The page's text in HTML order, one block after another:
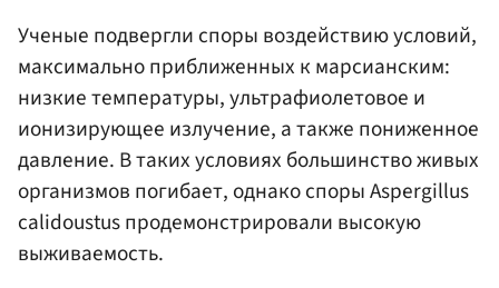
Ученые подвергли споры воздействию условий,
максимально приближенных к марсианским:
низкие температуры, ультрафиолетовое и
ионизирующее излучение, а также пониженное
давление. В таких условиях большинство живых
организмов погибает, однако споры Aspergillus
calidoustus продемонстрировали высокую
выживаемость.